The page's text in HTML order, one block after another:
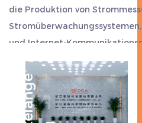
die Produktion von
und Internet-
Das Unternehmen liegt
von Hangzhou, Ningbo und
Schifffahrtshafens. Der
mehr Zeit und Kosten. Wir